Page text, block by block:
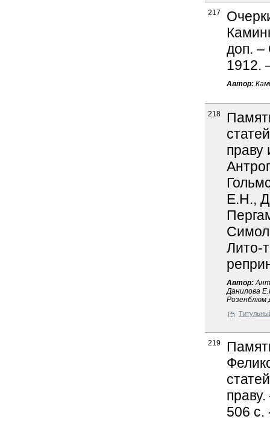
217
доп. –
1912.
Автор:
218
праву
Е.Н.,
Лито-
Автор:
Данилова
Розенблюм
219
506 с.